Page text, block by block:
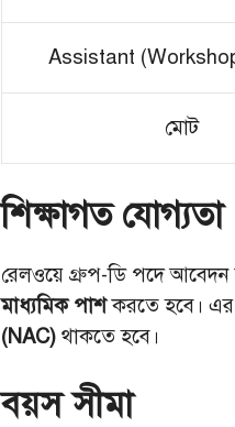
Assistant
মোট
শিক্ষাগত যোগ্যতা
রেলওয়ে গ্রুপ-ডি পদে আবেদন
মাধ্যমিক পাশকরতে হবে। এর
(NAC) থাকতে হবে।
বয়স সীমা